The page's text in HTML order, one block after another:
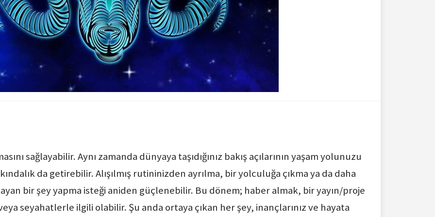
sağlayabilir. Aynı zamanda dünyaya taşıdığınız bakış açılarının yaşam yolunuzu
da getirebilir. Alışılmış rutininizden ayrılma, bir yolculuğa çıkma ya da daha
bir şey yapma isteği aniden güçlenebilir. Bu dönem; haber almak, bir yayın/proje
seyahatlerle ilgili olabilir. Şu anda ortaya çıkan her şey, inançlarınız ve hayata